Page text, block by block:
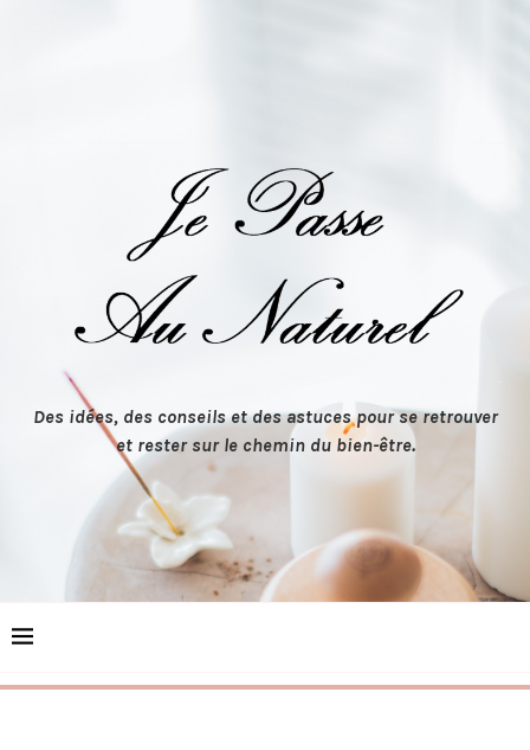
Des idées, des conseils et des astuces pour se retrouver
et rester sur le chemin du bien-être.